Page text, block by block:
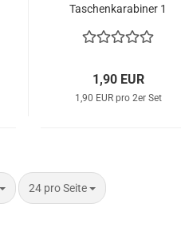
Taschenkarabiner 1
1,90 EUR
1,90 EUR pro 2er Set
24 pro Seite
pro Seite